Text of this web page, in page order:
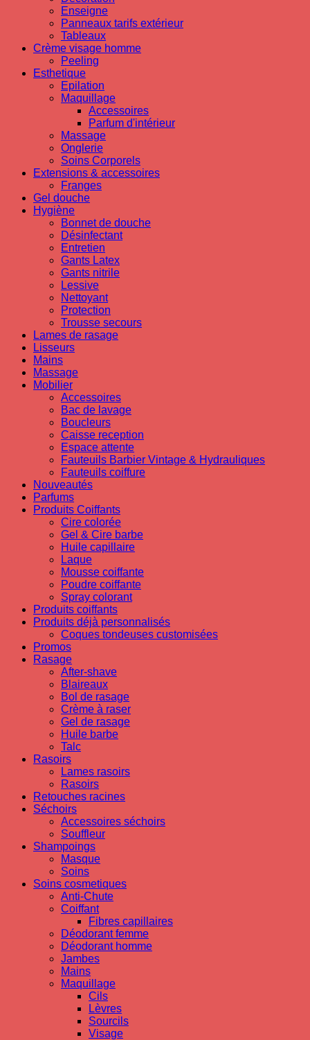
Enseigne
Panneaux tarifs extérieur
Tableaux
Crème visage homme
Peeling
Esthetique
Epilation
Maquillage
Accessoires
Parfum d'intérieur
Massage
Onglerie
Soins Corporels
Extensions & accessoires
Franges
Gel douche
Hygiène
Bonnet de douche
Désinfectant
Entretien
Gants Latex
Gants nitrile
Lessive
Nettoyant
Protection
Trousse secours
Lames de rasage
Lisseurs
Mains
Massage
Mobilier
Accessoires
Bac de lavage
Boucleurs
Caisse reception
Espace attente
Fauteuils Barbier Vintage & Hydrauliques
Fauteuils coiffure
Nouveautés
Parfums
Produits Coiffants
Cire colorée
Gel & Cire barbe
Huile capillaire
Laque
Mousse coiffante
Poudre coiffante
Spray colorant
Produits coiffants
Produits déjà personnalisés
Coques tondeuses customisées
Promos
Rasage
After-shave
Blaireaux
Bol de rasage
Crème à raser
Gel de rasage
Huile barbe
Talc
Rasoirs
Lames rasoirs
Rasoirs
Retouches racines
Séchoirs
Accessoires séchoirs
Souffleur
Shampoings
Masque
Soins
Soins cosmetiques
Anti-Chute
Coiffant
Fibres capillaires
Déodorant femme
Déodorant homme
Jambes
Mains
Maquillage
Cils
Lèvres
Sourcils
Visage